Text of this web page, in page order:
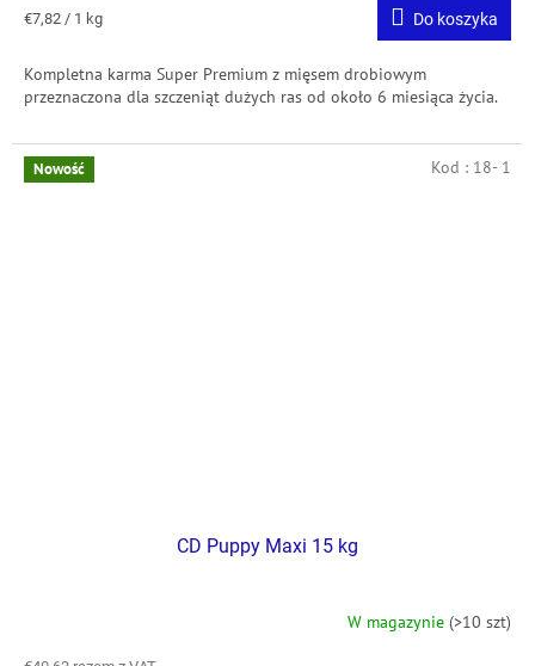
Cena
€7,82 / 1 kg Do koszyka
Kompletna karma Super Premium z mięsem drobiowym
przeznaczona dla szczeniąt dużych ras od około 6 miesiąca życia.
Nowość
CD Puppy Maxi 15 kg
W magazynie (>10 szt)
Kod : 18- 1